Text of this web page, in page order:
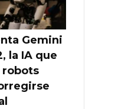
Gemini
la IA que
robots